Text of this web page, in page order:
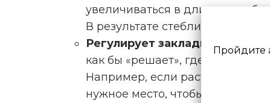
увеличиваться в длину,
В результате стебли и побеги
Регулирует закладку органов
как бы «решает», где у
Например, если растение
нужное место, чтобы быстрее
Пройдите